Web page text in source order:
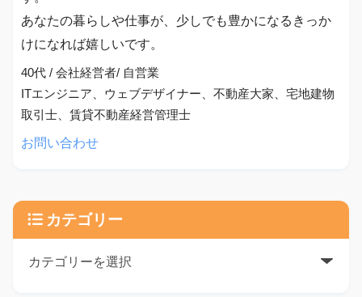
あなたの暮らしや仕事が、少しでも豊かになるきっか
けになれば嬉しいです。
40代 / 会社経営者/ 自営業
ITエンジニア、ウェブデザイナー、不動産大家、宅地建物
取引士、賃貸不動産経営管理士
お問い合わせ
カテゴリー